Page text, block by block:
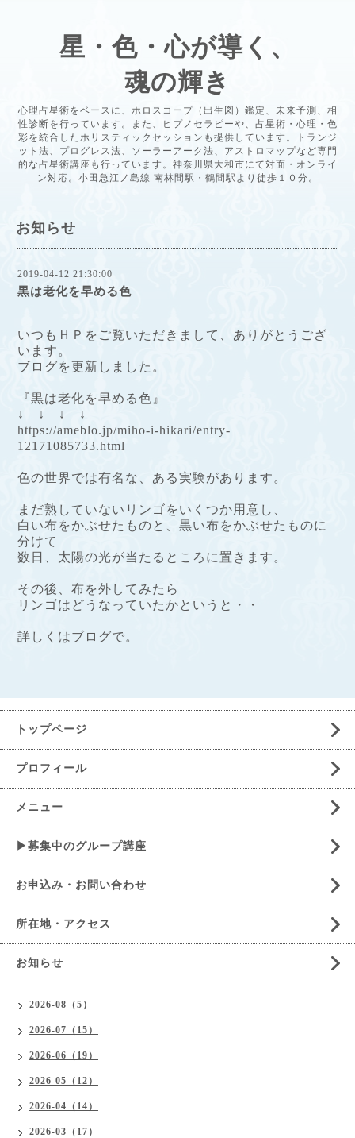
星・色・心が導く、
魂の輝き
心理占星術をベースに、ホロスコープ（出生図）鑑定、未来予測、相
性診断を行っています。また、ヒプノセラピーや、占星術・心理・色
彩を統合したホリスティックセッションも提供しています。トランジ
ット法、プログレス法、ソーラーアーク法、アストロマップなど専門
的な占星術講座も行っています。神奈川県大和市にて対面・オンライ
ン対応。小田急江ノ島線 南林間駅・鶴間駅より徒歩１０分。
お知らせ
2019-04-12 21:30:00
黒は老化を早める色
いつもＨＰをご覧いただきまして、ありがとうござ
いま す。
ブログを更新しました。
『黒は老化を早める色』
↓ ↓ ↓ ↓
https://ameblo.jp/miho-i-hikari/entry-
12171085733.html
色の世界では有名な、ある実験があります。
まだ熟していないリンゴをいくつか用意し、
白い布をかぶせたものと、 黒い布をかぶせたものに
分けて
数日、太陽の光が当たるところに置きます。
その後、布を外してみたら
リンゴはどうなっていたかというと・・
詳しくはブログで。
トップページ
プロフィール
メニュー
▶募集中のグループ講座
お申込み・お問い合わせ
所在地・アクセス
お知らせ
2026-08（5）
2026-07（15）
2026-06（19）
2026-05（12）
2026-04（14）
2026-03（17）